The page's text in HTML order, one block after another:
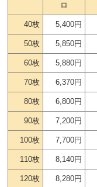
ロ
40枚 5,400円
50枚 5,850円
60枚 5,880円
70枚 6,370円
80枚 6,800円
90枚 7,200円
100枚 7,700円
110枚 8,140円
120枚 8,280円